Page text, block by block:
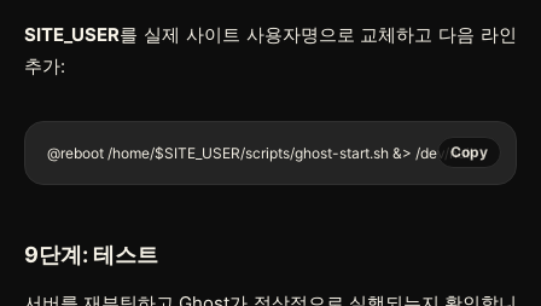
SITE_USER를 실제 사이트 사용자명으로 교체하고 다음 라인
추가:
@reboot /home/$SITE_USER/scripts/ghost-start.sh &> /dev/null
Copy
9단계: 테스트